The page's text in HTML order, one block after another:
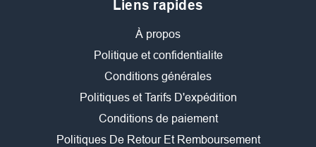
Liens rapides
À propos
Politique et confidentialite
Conditions générales
Politiques et Tarifs D'expédition
Conditions de paiement
Politiques De Retour Et Remboursement